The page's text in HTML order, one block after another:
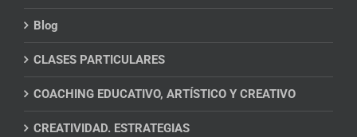
Blog
CLASES PARTICULARES
COACHING EDUCATIVO, ARTÍSTICO Y CREATIVO
CREATIVIDAD. ESTRATEGIAS